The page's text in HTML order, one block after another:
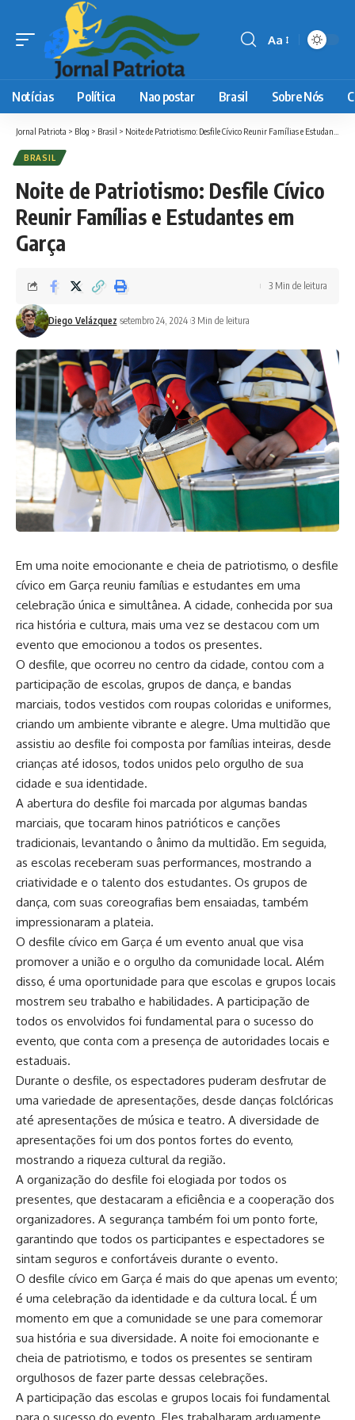
Font
Aa
Notícias Política Nao postar Brasil Sobre Nós
Jornal Patriota > Blog > Brasil > Noite de Patriotismo: Desfile Cívico Reunir Famílias e Estudantes em Garça
BRASIL
Noite de Patriotismo: Desfile Cívico
Reunir Famílias e Estudantes em
Garça
Diego Velázquez setembro 24, 2024 3 Min de leitura
3 Min de leitura
Em uma noite emocionante e cheia de patriotismo, o desfile
cívico em Garça reuniu famílias e estudantes em uma
celebração única e simultânea. A cidade, conhecida por sua
rica história e cultura, mais uma vez se destacou com um
evento que emocionou a todos os presentes.
O desfile, que ocorreu no centro da cidade, contou com a
participação de escolas, grupos de dança, e bandas
marciais, todos vestidos com roupas coloridas e uniformes,
criando um ambiente vibrante e alegre. Uma multidão que
assistiu ao desfile foi composta por famílias inteiras, desde
crianças até idosos, todos unidos pelo orgulho de sua
cidade e sua identidade.
A abertura do desfile foi marcada por algumas bandas
marciais, que tocaram hinos patrióticos e canções
tradicionais, levantando o ânimo da multidão. Em seguida,
as escolas receberam suas performances, mostrando a
criatividade e o talento dos estudantes. Os grupos de
dança, com suas coreografias bem ensaiadas, também
impressionaram a plateia.
O desfile cívico em Garça é um evento anual que visa
promover a união e o orgulho da comunidade local. Além
disso, é uma oportunidade para que escolas e grupos locais
mostrem seu trabalho e habilidades. A participação de
todos os envolvidos foi fundamental para o sucesso do
evento, que conta com a presença de autoridades locais e
estaduais.
Durante o desfile, os espectadores puderam desfrutar de
uma variedade de apresentações, desde danças folclóricas
até apresentações de música e teatro. A diversidade de
apresentações foi um dos pontos fortes do evento,
mostrando a riqueza cultural da região.
A organização do desfile foi elogiada por todos os
presentes, que destacaram a eficiência e a cooperação dos
organizadores. A segurança também foi um ponto forte,
garantindo que todos os participantes e espectadores se
sintam seguros e confortáveis ​​durante o evento.
O desfile cívico em Garça é mais do que apenas um evento;
é uma celebração da identidade e da cultura local. É um
momento em que a comunidade se une para comemorar
sua história e sua diversidade. A noite foi emocionante e
cheia de patriotismo, e todos os presentes se sentiram
orgulhosos de fazer parte dessas celebrações.
A participação das escolas e grupos locais foi fundamental
para o sucesso do evento. Eles trabalharam arduamente